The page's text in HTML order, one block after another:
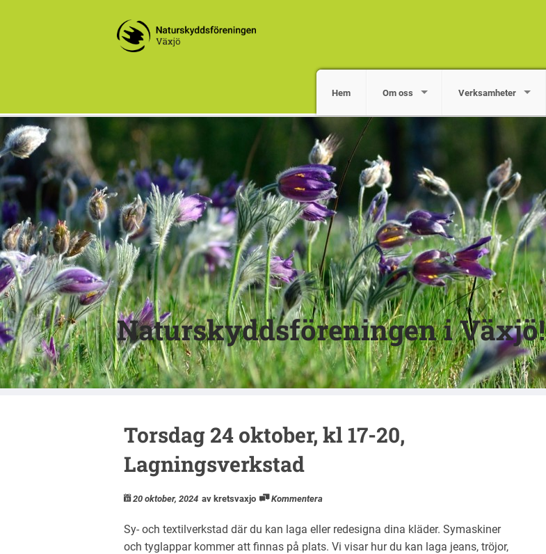
Hem Om oss Verksamheter
Naturskyddsföreningen i Växjö!
Torsdag 24 oktober, kl 17-20,
Lagningsverkstad
20 oktober, 2024 av kretsvaxjo Kommentera
Sy- och textilverkstad där du kan laga eller redesigna dina kläder. Symaskiner
och tyglappar kommer att finnas på plats. Vi visar hur du kan laga jeans, tröjor,